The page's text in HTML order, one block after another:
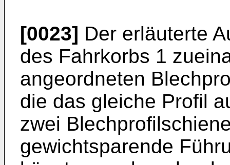
[0023] Der erläuterte
des Fahrkorbs 1
angeordneten
die das gleiche Profil
zwei
gewichtsparende